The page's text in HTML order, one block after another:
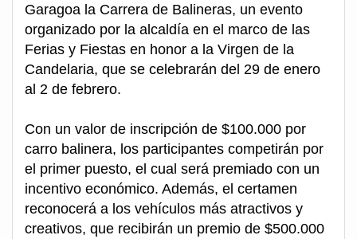
Garagoa la Carrera de Balineras, un evento
organizado por la alcaldía en el marco de las
Ferias y Fiestas en honor a la Virgen de la
Candelaria, que se celebrarán del 29 de enero
al 2 de febrero.
Con un valor de inscripción de $100.000 por
carro balinera, los participantes competirán por
el primer puesto, el cual será premiado con un
incentivo económico. Además, el certamen
reconocerá a los vehículos más atractivos y
creativos, que recibirán un premio de $500.000